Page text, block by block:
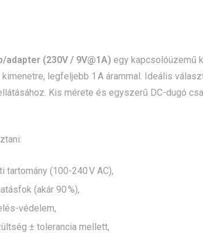
adapter (230V / 9V@1A) egy kapcsolóüzemű
kimenetre, legfeljebb 1 A árammal. Ideális
Kis mérete és egyszerű DC-dugó
tartomány (100-240 V AC),
(akár 90 %),
védelem,
± tolerancia mellett,